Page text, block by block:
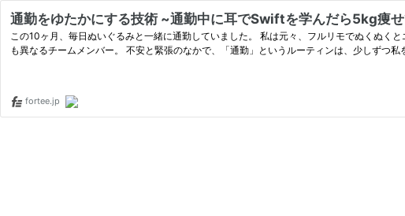
通勤をゆたかにする技術 ~通勤中に耳でSwiftを学んだら5kg痩
この10ヶ月、毎日ぬいぐるみと一緒に通勤していました。 私は元々、フルリモでぬくぬく
も異なるチームメンバー。 不安と緊張のなかで、「通勤」というルーティンは、少しずつ私
fortee.jp